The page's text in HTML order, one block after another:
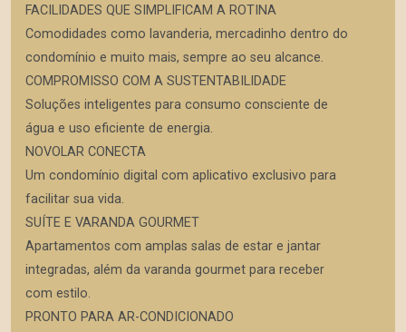
FACILIDADES QUE SIMPLIFICAM A ROTINA
Comodidades como lavanderia, mercadinho dentro do
condomínio e muito mais, sempre ao seu alcance.
COMPROMISSO COM A SUSTENTABILIDADE
Soluções inteligentes para consumo consciente de
água e uso eficiente de energia.
NOVOLAR CONECTA
Um condomínio digital com aplicativo exclusivo para
facilitar sua vida.
SUÍTE E VARANDA GOURMET
Apartamentos com amplas salas de estar e jantar
integradas, além da varanda gourmet para receber
com estilo.
PRONTO PARA AR-CONDICIONADO